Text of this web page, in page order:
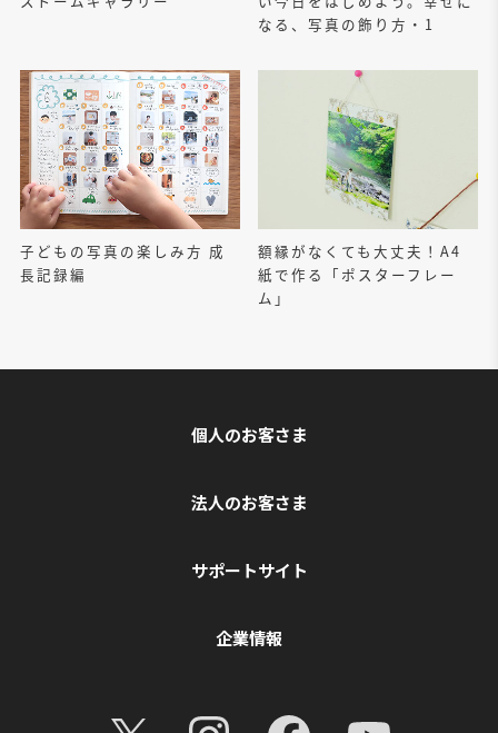
なる、写真の飾り方・1
子どもの写真の楽しみ方 成
長記録編
額縁がなくても大丈夫！A4
紙で作る「ポスターフレー
ム」
個人のお客さま
法人のお客さま
サポートサイト
企業情報